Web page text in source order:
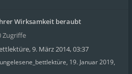
Wirksamkeit beraubt
Zugriffe
,9. März 2014, 03:37
ungelesene_bettlektüre, 19. Januar 2019,